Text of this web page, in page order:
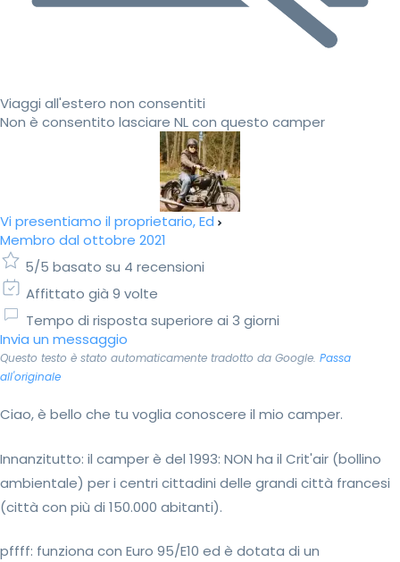
Viaggi all'estero non consentiti
Non è consentito lasciare NL con questo camper
Vi presentiamo il proprietario, Ed
Membro dal ottobre 2021
5/5 basato su 4 recensioni
Affittato già 9 volte
Tempo di risposta superiore ai 3 giorni
Invia un messaggio
Questo testo è stato automaticamente tradotto da Google. Passa
all'originale
Ciao, è bello che tu voglia conoscere il mio camper.
Innanzitutto: il camper è del 1993: NON ha il Crit'air (bollino
ambientale) per i centri cittadini delle grandi città francesi
(città con più di 150.000 abitanti).
pffff: funziona con Euro 95/E10 ed è dotata di un